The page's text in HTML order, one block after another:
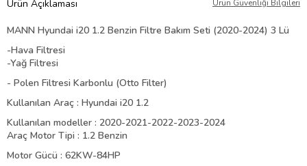
Ürün Açıklaması Ürün Güvenliği Bilgileri
MANN Hyundai i20 1.2 Benzin Filtre Bakım Seti (2020-2024) 3 Lü
-Hava Filtresi
-Yağ Filtresi
- Polen Filtresi Karbonlu (Otto Filter)
Kullanılan Araç : Hyundai i20 1.2
Kullanılan modeller : 2020-2021-2022-2023-2024
Araç Motor Tipi : 1.2 Benzin
Motor Gücü : 62KW-84HP